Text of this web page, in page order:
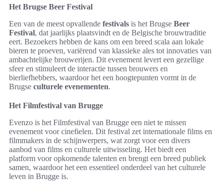
Het Brugse Beer Festival
Een van de meest opvallende festivals is het Brugse Beer
Festival, dat jaarlijks plaatsvindt en de Belgische brouwtraditie
eert. Bezoekers hebben de kans om een breed scala aan lokale
bieren te proeven, variërend van klassieke ales tot innovaties van
ambachtelijke brouwerijen. Dit evenement levert een gezellige
sfeer en stimuleert de interactie tussen brouwers en
bierliefhebbers, waardoor het een hoogtepunten vormt in de
Brugse culturele evenementen.
Het Filmfestival van Brugge
Evenzo is het Filmfestival van Brugge een niet te missen
evenement voor cinefielen. Dit festival zet internationale films en
filmmakers in de schijnwerpers, wat zorgt voor een divers
aanbod van films en culturele uitwisseling. Het biedt een
platform voor opkomende talenten en brengt een breed publiek
samen, waardoor het een essentieel onderdeel van het culturele
leven in Brugge is.